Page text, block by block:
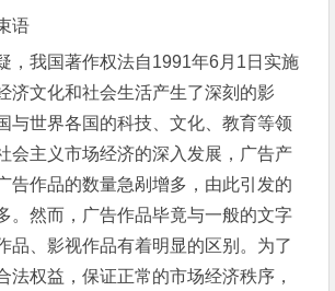
语
我国著作权法自1991年6月1日实施
济文化和社会生活产生了深刻的影
与世界各国的科技、文化、教育等领
会主义市场经济的深入发展，广告产
告作品的数量急剐增多，由此引发的
。然而，广告作品毕竟与一般的文字
品、影视作品有着明显的区别。为了
法权益，保证正常的市场经济秩序，